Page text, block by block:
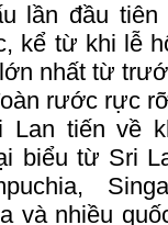
lần đầu tiên
kể từ khi lễ
nhất từ
rước rực
Lan tiến về
biểu từ Sri
và nhiều